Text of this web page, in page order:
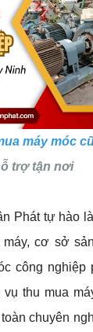
máy móc
trợ tận nơi
Phát tự hào
cơ sở
công nghiệp
thu mua
chuyên